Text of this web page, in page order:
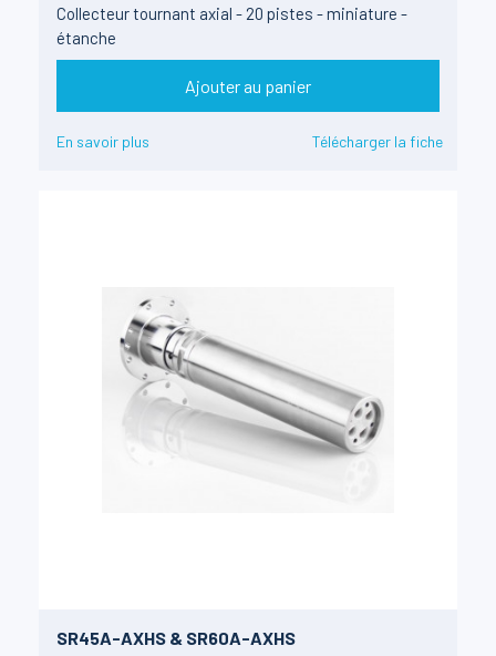
Collecteur tournant axial - 20 pistes - miniature -
étanche
Ajouter au panier
En savoir plus Télécharger la fiche
SR45A-AXHS & SR60A-AXHS